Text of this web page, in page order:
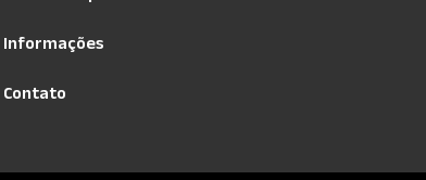
Informações
Contato